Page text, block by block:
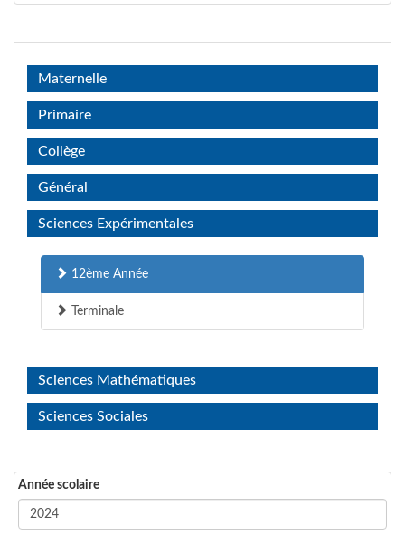
Maternelle
Primaire
Collège
Général
Sciences Expérimentales
12ème Année
Terminale
Sciences Mathématiques
Sciences Sociales
Année scolaire